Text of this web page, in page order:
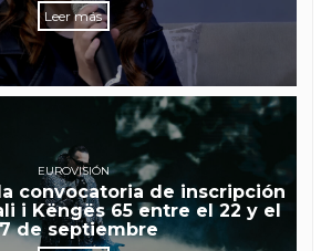
Leer más
EUROVISIÓN
convocatoria de inscripción
i Këngës 65 entre el 22 y el
de septiembre